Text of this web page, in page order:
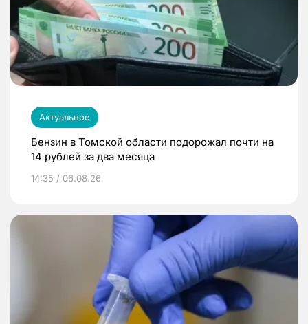
Актуальное
Бензин в Томской области подорожал почти на
14 рублей за два месяца
14:35 / 06.08.26